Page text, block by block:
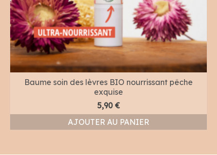
Baume soin des lèvres BIO nourrissant pêche
exquise
5,90 €
AJOUTER AU PANIER